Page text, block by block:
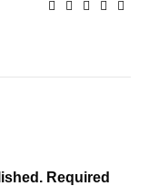
Required